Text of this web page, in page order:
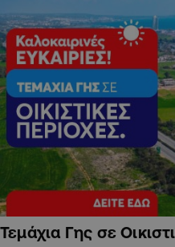
Τεμάχια Γης σε